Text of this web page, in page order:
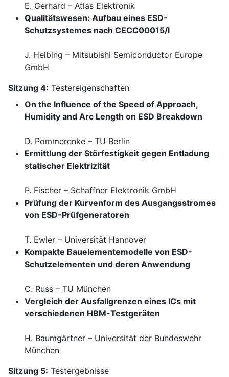
E. Gerhard – Atlas Elektronik
Qualitätswesen: Aufbau eines ESD-
Schutzsystemes nach CECC00015/l
J. Helbing – Mitsubishi Semiconductor Europe
GmbH
Sitzung 4: Testereigenschaften
On the Influence of the Speed of Approach,
Humidity and Arc Length on ESD Breakdown
D. Pommerenke – TU Berlin
Ermittlung der Störfestigkeit gegen Entladung
statischer Elektrizität
P. Fischer – Schaffner Elektronik GmbH
Prüfung der Kurvenform des Ausgangsstromes
von ESD-Prüfgeneratoren
T. Ewler – Universität Hannover
Kompakte Bauelementemodelle von ESD-
Schutzelementen und deren Anwendung
C. Russ – TU München
Vergleich der Ausfallgrenzen eines ICs mit
verschiedenen HBM-Testgeräten
H. Baumgärtner – Universität der Bundeswehr
München
Sitzung 5: Testergebnisse